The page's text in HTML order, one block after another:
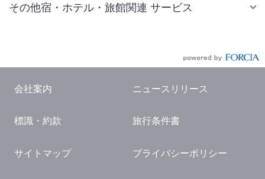
その他宿・ホテル・旅館関連 サービス
国内観光ガイド
旅行・観光情報
会社案内 ニュースリリース
標識・約款 旅行条件書
サイトマップ プライバシーポリシー